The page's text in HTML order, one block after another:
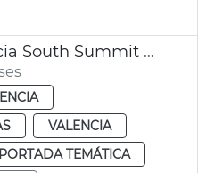
Participación València South Summit 2026
VALENCIA
TEMÁTICA